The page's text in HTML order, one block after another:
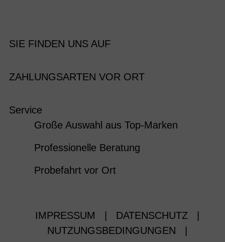
SIE FINDEN UNS AUF
ZAHLUNGSARTEN VOR ORT
Service
Große Auswahl aus Top-Marken
Professionelle Beratung
Probefahrt vor Ort
IMPRESSUM DATENSCHUTZ
NUTZUNGSBEDINGUNGEN